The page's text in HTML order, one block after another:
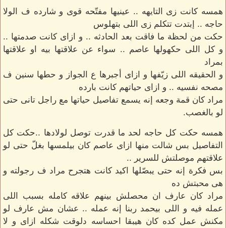
همسه كانت زى التايهه .. عينيها مفتّحه قوى و شارده ف الولا
حاجه .. إبتدت تتكلم زى اللى بتهلوس
حكت من لحظة ما فاقت بعد الحادثه .. و ازاى كانت صدمتها ..
و كل اللى حكهولها عاصم .. سواء عن علاقتها بيه او علاقتها
بمراد
و الحقيقه اللى زيّفها و ازاى أجبرها ع الجواز و حطها سنين ف
مصحه نفسيه .. و ازاى حياتهم كانت بارده
مراد كان قمة وجعه إنه يسمع تفاصيل حياتها مع راجل تانى حتى
لو بالغصب.
همسه حكت كل حاجه لحد ما قدرت توصل لولادها ..حكت كل
التفاصيل بس شالت منها ازاى عاصم كان بيلمسها بغلّ حتى لو
علاقتهم موصلتش للسرير ..
بس فكرة إنه حتى يبصّلها اكيد كانت هتجرح مراد ف رجولته و
هى محبتش ده
مراد كان عارف ان محصلش بينهم علاقه كامله بسبب اللى
عمله فيه و اللى بيحمد ربنا إنه عمله .. عشان مش عارف لو
مكنش عمل كده كان هيبقا احساسه دلوقت شكله ازاى و لا